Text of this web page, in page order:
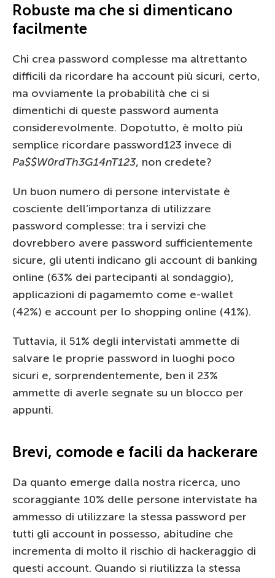
Robuste ma che si dimenticano
facilmente
Chi crea password complesse ma altrettanto
difficili da ricordare ha account più sicuri, certo,
ma ovviamente la probabilità che ci si
dimentichi di queste password aumenta
considerevolmente. Dopotutto, è molto più
semplice ricordare password123 invece di
Pa$$W0rdTh3G14nT123, non credete?
Un buon numero di persone intervistate è
cosciente dell’importanza di utilizzare
password complesse: tra i servizi che
dovrebbero avere password sufficientemente
sicure, gli utenti indicano gli account di banking
online (63% dei partecipanti al sondaggio),
applicazioni di pagamemto come e-wallet
(42%) e account per lo shopping online (41%).
Tuttavia, il 51% degli intervistati ammette di
salvare le proprie password in luoghi poco
sicuri e, sorprendentemente, ben il 23%
ammette di averle segnate su un blocco per
appunti.
Brevi, comode e facili da hackerare
Da quanto emerge dalla nostra ricerca, uno
scoraggiante 10% delle persone intervistate ha
ammesso di utilizzare la stessa password per
tutti gli account in possesso, abitudine che
incrementa di molto il rischio di hackeraggio di
questi account. Quando si riutilizza la stessa